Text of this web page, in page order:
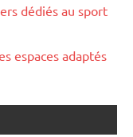
dédiés au sport
espaces adaptés